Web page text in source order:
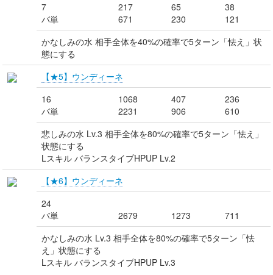
7
バ単
217
671
65
230
38
121
かなしみの水 相手全体を40%の確率で5ターン「怯え」状
態にする
【★5】ウンディーネ
16
バ単
1068
2231
407
906
236
610
悲しみの水 Lv.3 相手全体を80%の確率で5ターン「怯え」
状態にする
Lスキル バランスタイプHPUP Lv.2
【★6】ウンディーネ
24
バ単
2679 1273
711
かなしみの水 Lv.3 相手全体を80%の確率で5ターン「怯
え」状態にする
Lスキル バランスタイプHPUP Lv.3